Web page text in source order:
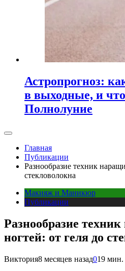
Астропрогноз:
в выходные, и
Полнолуние
Главная
Публикации
Разнообразие техник
стекловолокна
Макияж и Маникюр
Публикации
Разнообразие
ногтей: от геля до
Виктория8 месяцев назад019 мин.